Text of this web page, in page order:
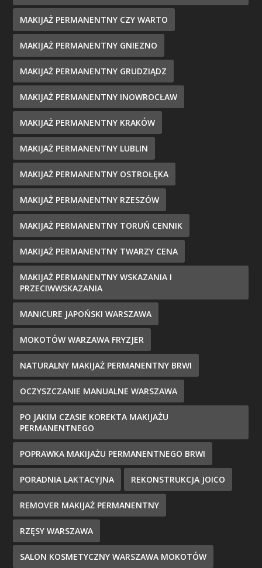
MAKIJAŻ PERMANENTNY CZY WARTO
MAKIJAŻ PERMANENTNY GNIEZNO
MAKIJAŻ PERMANENTNY GRUDZIĄDZ
MAKIJAŻ PERMANENTNY INOWROCŁAW
MAKIJAŻ PERMANENTNY KRAKÓW
MAKIJAŻ PERMANENTNY LUBLIN
MAKIJAŻ PERMANENTNY OSTROŁĘKA
MAKIJAŻ PERMANENTNY RZESZÓW
MAKIJAŻ PERMANENTNY TORUŃ CENNIK
MAKIJAŻ PERMANENTNY TWARZY CENA
MAKIJAŻ PERMANENTNY WSKAZANIA I
PRZECIWWSKAZANIA
MANICURE JAPOŃSKI WARSZAWA
MOKOTÓW WARZAWA FRYZJER
NATURALNY MAKIJAŻ PERMANENTNY BRWI
OCZYSZCZANIE MANUALNE WARSZAWA
PO JAKIM CZASIE KOREKTA MAKIJAŻU
PERMANENTNEGO
POPRAWKA MAKIJAŻU PERMANENTNEGO BRWI
PORADNIA LAKTACYJNA REKONSTRUKCJA JOICO
REMOVER MAKIJAŻ PERMANENTNY
RZĘSY WARSZAWA
SALON KOSMETYCZNY WARSZAWA MOKOTÓW